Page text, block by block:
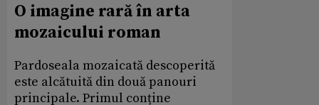
O imagine rară în arta
mozaicului roman
Pardoseala mozaicată descoperită
este alcătuită din două panouri
principale. Primul conține